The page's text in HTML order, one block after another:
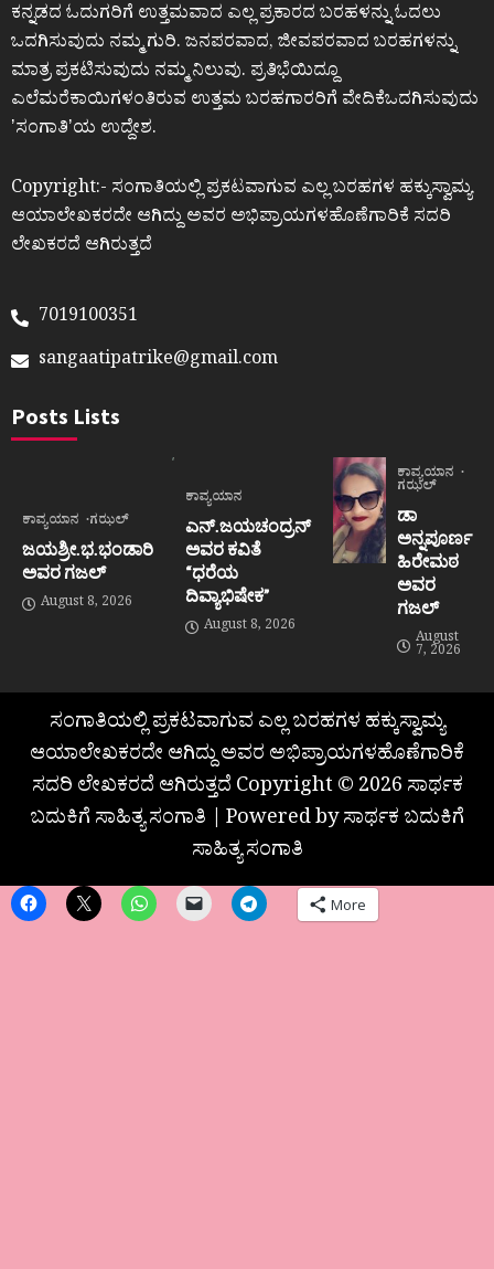
ಕನ್ನಡದ ಓದುಗರಿಗೆ ಉತ್ತಮವಾದ ಎಲ್ಲ ಪ್ರಕಾರದ ಬರಹಳನ್ನು ಓದಲು
ಒದಗಿಸುವುದು ನಮ್ಮ ಗುರಿ. ಜನಪರವಾದ, ಜೀವಪರವಾದ ಬರಹಗಳನ್ನು
ಮಾತ್ರ ಪ್ರಕಟಿಸುವುದು ನಮ್ಮ ನಿಲುವು. ಪ್ರತಿಭೆಯಿದ್ದೂ
ಎಲೆಮರೆಕಾಯಿಗಳಂತಿರುವ ಉತ್ತಮ ಬರಹಗಾರರಿಗೆ ವೇದಿಕೆಒದಗಿಸುವುದು
ʼಸಂಗಾತಿʼಯ ಉದ್ದೇಶ.
Copyright:- ಸಂಗಾತಿಯಲ್ಲಿ ಪ್ರಕಟವಾಗುವ ಎಲ್ಲ ಬರಹಗಳ ಹಕ್ಕುಸ್ವಾಮ್ಯ
ಆಯಾಲೇಖಕರದೇ ಆಗಿದ್ದು ಅವರ ಅಭಿಪ್ರಾಯಗಳಹೊಣೆಗಾರಿಕೆ ಸದರಿ
ಲೇಖಕರದೆ ಆಗಿರುತ್ತದೆ
7019100351
sangaatipatrike@gmail.com
Posts Lists
ಕಾವ್ಯಯಾನ ಗಝಲ್
ಜಯಶ್ರೀ.ಭ.ಭಂಡಾರಿ
ಅವರ ಗಜಲ್
August 8, 2026
ಕಾವ್ಯಯಾನ
ಎನ್.ಜಯಚಂದ್ರನ್
ಅವರ ಕವಿತೆ
“ಧರೆಯ
ದಿವ್ಯಾಭಿಷೇಕ”
August 8, 2026
ಕಾವ್ಯಯಾನ
ಗಝಲ್
ಡಾ
ಅನ್ನಪೂರ್ಣ
ಹಿರೇಮಠ
ಅವರ
ಗಜಲ್
August
7, 2026
ಸಂಗಾತಿಯಲ್ಲಿ ಪ್ರಕಟವಾಗುವ ಎಲ್ಲ ಬರಹಗಳ ಹಕ್ಕುಸ್ವಾಮ್ಯ
ಆಯಾಲೇಖಕರದೇ ಆಗಿದ್ದು ಅವರ ಅಭಿಪ್ರಾಯಗಳಹೊಣೆಗಾರಿಕೆ
ಸದರಿ ಲೇಖಕರದೆ ಆಗಿರುತ್ತದೆ Copyright © 2026 ಸಾರ್ಥಕ
ಬದುಕಿಗೆ ಸಾಹಿತ್ಯ ಸಂಗಾತಿ | Powered by ಸಾರ್ಥಕ ಬದುಕಿಗೆ
ಸಾಹಿತ್ಯ ಸಂಗಾತಿ
More